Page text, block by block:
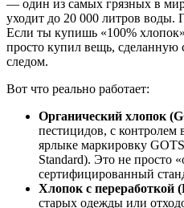
— один из самых грязных в
уходит до 20 000 литров
Если ты купишь «100%
просто купил вещь,
следом.
Вот что реально работает:
Органический хлопок
пестицидов, с
ярлыке маркировку
Standard). Это не просто
сертифицированный
Хлопок с переработкой
старых одежды или